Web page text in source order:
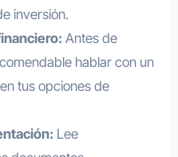
inversión.
Antes de
hablar con un
tus opciones de
Lee